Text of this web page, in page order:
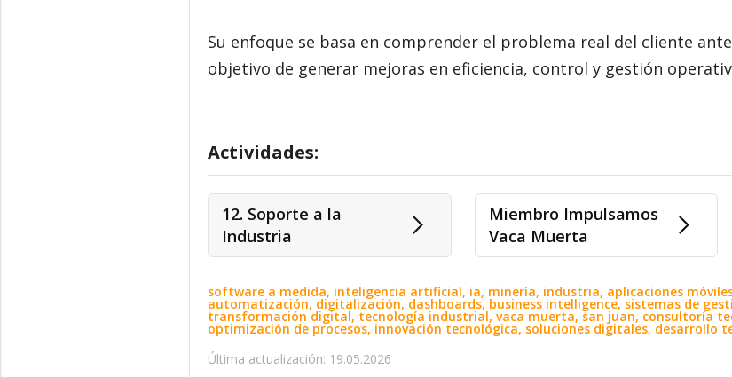
Su enfoque se basa en comprender el problema real del cliente
objetivo de generar mejoras en eficiencia, control y gestión
Actividades:
12. Soporte a la
Industria
Miembro Impulsamos
Vaca Muerta
software a medida, inteligencia artificial, ia, minería, industria, aplicaciones
automatización, digitalización, dashboards, business intelligence, sistemas de
transformación digital, tecnología industrial, vaca muerta, san juan, consultoría
optimización de procesos, innovación tecnológica, soluciones digitales, desarrollo
Última actualización: 19.05.2026